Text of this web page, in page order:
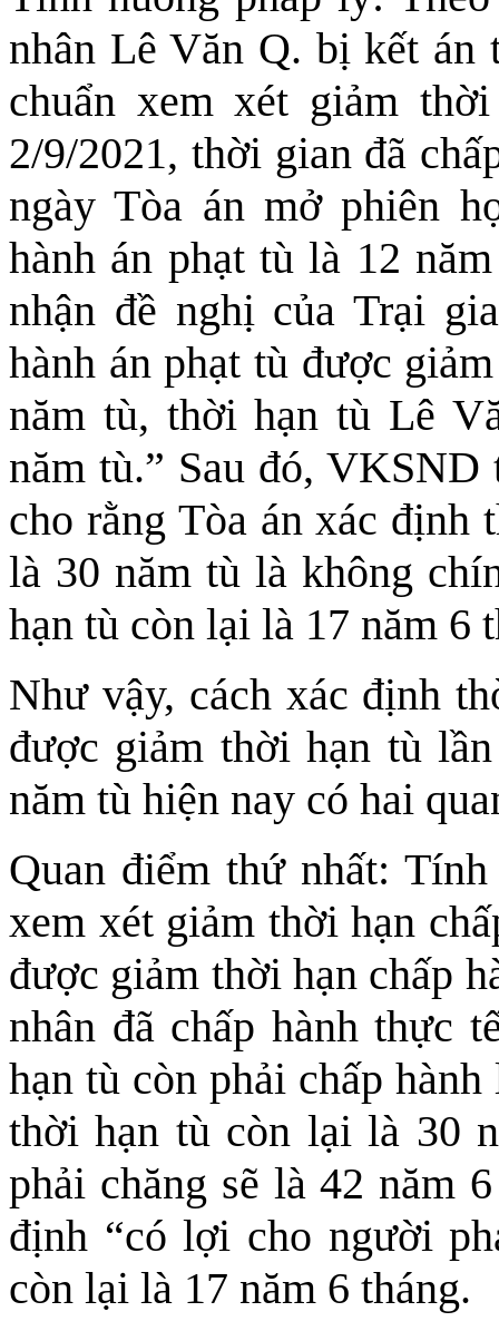
nhân Lê Văn Q. bị kết án
chuẩn xem xét giảm
2/9/2021, thời gian đã
ngày Tòa án mở phiên
hành án phạt tù là 12
nhận đề nghị của Trại
hành án phạt tù được
năm tù, thời hạn tù Lê
năm tù.” Sau đó,
cho rằng Tòa án xác
là 30 năm tù là không
hạn tù còn lại là 17 năm 6
Như vậy, cách xác định
được giảm thời hạn tù
năm tù hiện nay có hai
Quan điểm thứ nhất:
xem xét giảm thời hạn
được giảm thời hạn chấp
nhân đã chấp hành thực
hạn tù còn phải chấp
thời hạn tù còn lại là 30
phải chăng sẽ là 42 năm
định “có lợi cho người
còn lại là 17 năm 6 tháng.